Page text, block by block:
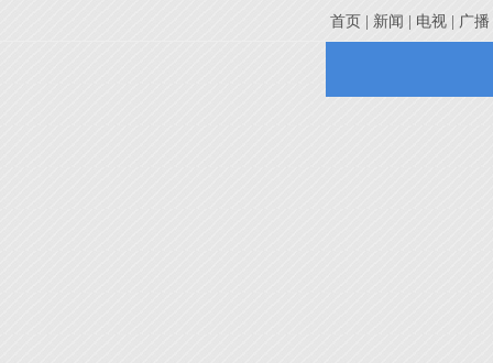
首页 | 新闻 | 电视 | 广播